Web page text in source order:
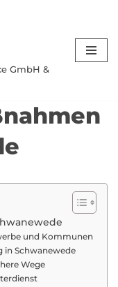
GmbH &
und Kommunen
in Schwanewede
Wege